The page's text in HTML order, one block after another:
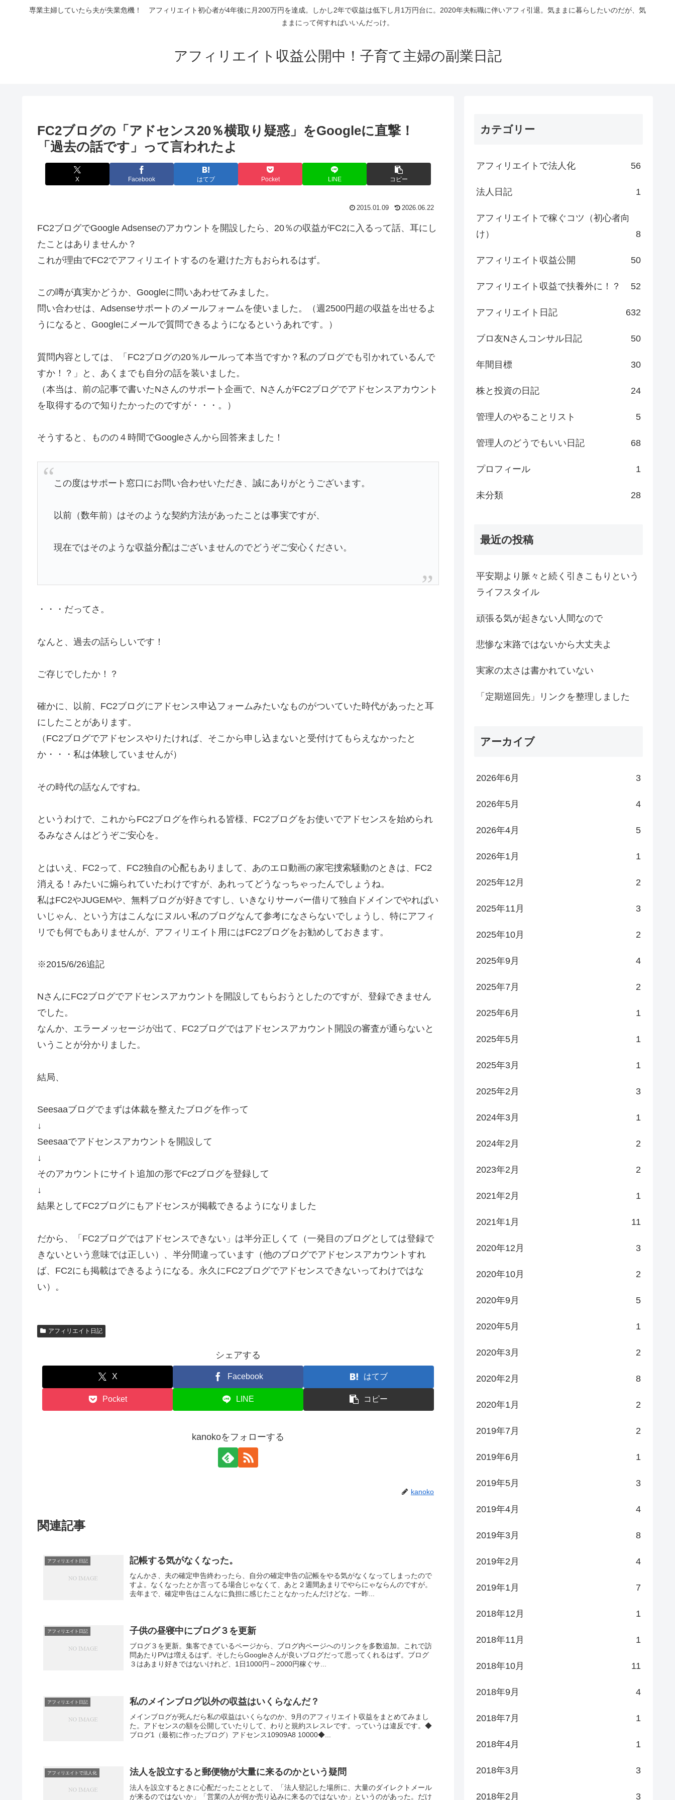
専業主婦していたら夫が失業危機！ アフィリエイト初心者が4年後に月200万円を達成。しかし2年で収益は低下し月1万円台に。2020年夫転職に伴いアフィ引退。気ままに暮らしたいのだが、気
ままにって何すればいいんだっけ。
アフィリエイト収益公開中！子育て主婦の副業日記
FC2ブログの「アドセンス20％横取り疑惑」をGoogleに直撃！
「過去の話です」って言われたよ
X Facebook はてブ Pocket LINE コピー
2015.01.09 2026.06.22
FC2ブログでGoogle Adsenseのアカウントを開設したら、20％の収益がFC2に入るって話、耳にし
たことはありませんか？
これが理由でFC2でアフィリエイトするのを避けた方もおられるはず。
この噂が真実かどうか、Googleに問いあわせてみました。
問い合わせは、Adsenseサポートのメールフォームを使いました。（週2500円超の収益を出せるよ
うになると、Googleにメールで質問できるようになるというあれです。）
質問内容としては、「FC2ブログの20％ルールって本当ですか？私のブログでも引かれているんで
すか！？」と、あくまでも自分の話を装いました。
（本当は、前の記事で書いたNさんのサポート企画で、NさんがFC2ブログでアドセンスアカウント
を取得するので知りたかったのですが・・・。）
そうすると、ものの４時間でGoogleさんから回答来ました！
この度はサポート窓口にお問い合わせいただき、誠にありがとうございます。
以前（数年前）はそのような契約方法があったことは事実ですが、
現在ではそのような収益分配はございませんのでどうぞご安心ください。
・・・だってさ。
なんと、過去の話らしいです！
ご存じでしたか！？
確かに、以前、FC2ブログにアドセンス申込フォームみたいなものがついていた時代があったと耳
にしたことがあります。
（FC2ブログでアドセンスやりたければ、そこから申し込まないと受付けてもらえなかったと
か・・・私は体験していませんが）
その時代の話なんですね。
というわけで、これからFC2ブログを作られる皆様、FC2ブログをお使いでアドセンスを始められ
るみなさんはどうぞご安心を。
とはいえ、FC2って、FC2独自の心配もありまして、あのエロ動画の家宅捜索騒動のときは、FC2
消える！みたいに煽られていたわけですが、あれってどうなっちゃったんでしょうね。
私はFC2やJUGEMや、無料ブログが好きですし、いきなりサーバー借りて独自ドメインでやればい
いじゃん、という方はこんなにヌルい私のブログなんて参考になさらないでしょうし、特にアフィ
リでも何でもありませんが、アフィリエイト用にはFC2ブログをお勧めしておきます。
※2015/6/26追記
NさんにFC2ブログでアドセンスアカウントを開設してもらおうとしたのですが、登録できません
でした。
なんか、エラーメッセージが出て、FC2ブログではアドセンスアカウント開設の審査が通らないと
いうことが分かりました。
結局、
Seesaaブログでまずは体裁を整えたブログを作って
↓
Seesaaでアドセンスアカウントを開設して
↓
そのアカウントにサイト追加の形でFc2ブログを登録して
↓
結果としてFC2ブログにもアドセンスが掲載できるようになりました
だから、「FC2ブログではアドセンスできない」は半分正しくて（一発目のブログとしては登録で
きないという意味では正しい）、半分間違っています（他のブログでアドセンスアカウントすれ
ば、FC2にも掲載はできるようになる。永久にFC2ブログでアドセンスできないってわけではな
い）。
アフィリエイト日記
シェアする
X Facebook はてブ
Pocket LINE コピー
kanokoをフォローする
kanoko
関連記事
アフィリエイト日記 記帳する気がなくなった。
なんかさ、夫の確定申告終わったら、自分の確定申告の記帳をやる気がなくなってしまったので
すよ。なくなったとか言ってる場合じゃなくて、あと２週間あまりでやらにゃならんのですが。
去年まで、確定申告はこんなに負担に感じたことなかったんだけどな。一昨...
アフィリエイト日記 子供の昼寝中にブログ３を更新
ブログ３を更新。集客できているページから、ブログ内ページへのリンクを多数追加。これで訪
問あたりPVは増えるはず。そしたらGoogleさんが良いブログだって思ってくれるはず。ブログ
３はあまり好きではないけれど、1日1000円～2000円稼ぐサ...
アフィリエイト日記 私のメインブログ以外の収益はいくらなんだ？
メインブログが死んだら私の収益はいくらなのか、9月のアフィリエイト収益をまとめてみまし
た。アドセンスの額を公開していたりして、わりと規約スレスレです。っていうは違反です。◆
ブログ1（最初に作ったブログ）アドセンス10909A8 10000◆...
アフィリエイトで法人化 法人を設立すると郵便物が大量に来るのかという疑問
法人を設立するときに心配だったこととして、「法人登記した場所に、大量のダイレクトメール
が来るのではないか」「営業の人が何か売り込みに来るのではないか」というのがあった。だけ
カテゴリー
アフィリエイトで法人化 56
法人日記 1
アフィリエイトで稼ぐコツ（初心者向
け）
8
アフィリエイト収益公開 50
アフィリエイト収益で扶養外に！？ 52
アフィリエイト日記 632
ブロ友Nさんコンサル日記 50
年間目標 30
株と投資の日記 24
管理人のやることリスト 5
管理人のどうでもいい日記 68
プロフィール 1
未分類 28
最近の投稿
平安期より脈々と続く引きこもりという
ライフスタイル
頑張る気が起きない人間なので
悲惨な末路ではないから大丈夫よ
実家の太さは書かれていない
「定期巡回先」リンクを整理しました
アーカイブ
2026年6月 3
2026年5月 4
2026年4月 5
2026年1月 1
2025年12月 2
2025年11月 3
2025年10月 2
2025年9月 4
2025年7月 2
2025年6月 1
2025年5月 1
2025年3月 1
2025年2月 3
2024年3月 1
2024年2月 2
2023年2月 2
2021年2月 1
2021年1月 11
2020年12月 3
2020年10月 2
2020年9月 5
2020年5月 1
2020年3月 2
2020年2月 8
2020年1月 2
2019年7月 2
2019年6月 1
2019年5月 3
2019年4月 4
2019年3月 8
2019年2月 4
2019年1月 7
2018年12月 1
2018年11月 1
2018年10月 11
2018年9月 4
2018年7月 1
2018年4月 1
2018年3月 3
2018年2月 3